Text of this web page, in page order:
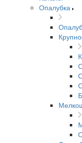
Опалубка